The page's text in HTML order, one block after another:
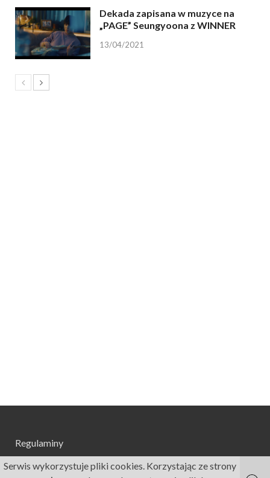
Dekada zapisana w muzyce na
„PAGE” Seungyoona z WINNER
13/04/2021
Regulaminy
Serwis wykorzystuje pliki cookies. Korzystając ze strony